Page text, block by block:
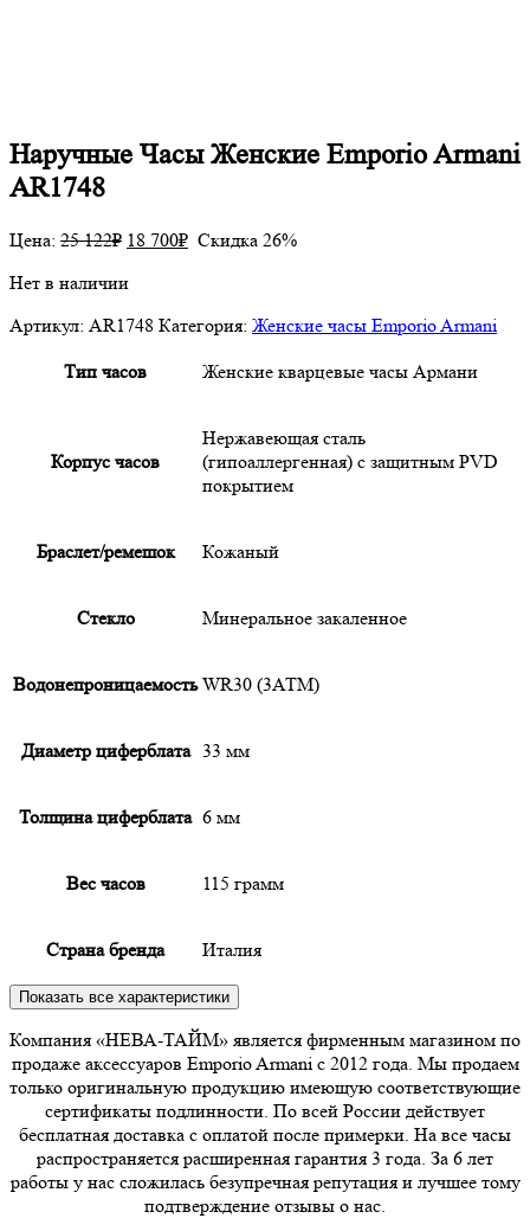
Наручные Часы Женские Emporio Armani
AR1748
Цена: 25 122₽ 18 700₽ Скидка 26%
Нет в наличии
Артикул: AR1748 Категория: Женские часы Emporio Armani
Тип часов Женские кварцевые часы Армани
Корпус часов
Нержавеющая сталь
(гипоаллергенная) с защитным PVD
покрытием
Браслет/ремешок Кожаный
Cтекло Минеральное закаленное
Водонепроницаемость WR30 (3АТМ)
Диаметр циферблата 33 мм
Толщина циферблата 6 мм
Вес часов 115 грамм
Страна бренда Италия
Показать все характеристики
Компания «НЕВА-ТАЙМ» является фирменным магазином по
продаже аксессуаров Emporio Armani с 2012 года. Мы продаем
только оригинальную продукцию имеющую соответствующие
сертификаты подлинности. По всей России действует
бесплатная доставка с оплатой после примерки. На все часы
распространяется расширенная гарантия 3 года. За 6 лет
работы у нас сложилась безупречная репутация и лучшее тому
подтверждение отзывы о нас.